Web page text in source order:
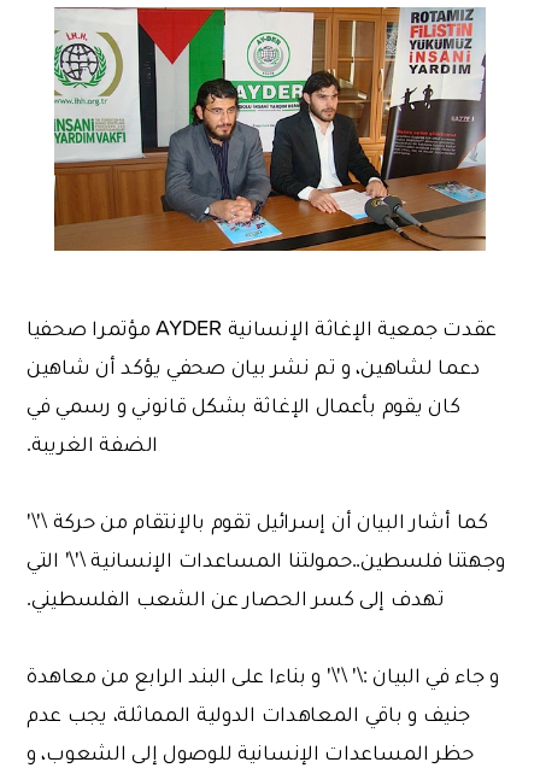
عقدت جمعية الإغاثة الإنسانية AYDER مؤتمرا صحفيا
دعما لشاهين، و تم نشر بيان صحفي يؤكد أن شاهين
كان يقوم بأعمال الإغاثة بشكل قانوني و رسمي في
الضفة الغريبة.
كما أشار البيان أن إسرائيل تقوم بالإنتقام من حركة \'\'
وجهتنا فلسطين..حمولتنا المساعدات الإنسانية \'\' التي
تهدف إلى كسر الحصار عن الشعب الفلسطيني.
و جاء في البيان :\' \'\' و بناءا على البند الرابع من معاهدة
جنيف و باقي المعاهدات الدولية المماثلة، يجب عدم
حظر المساعدات الإنسانية للوصول إلى الشعوب، و